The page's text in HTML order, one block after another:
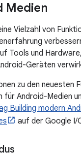
Medien
Vielzahl von
Tools und
Geräten
zu den neuesten
für Android-Medien
Building modern
auf der Google I/